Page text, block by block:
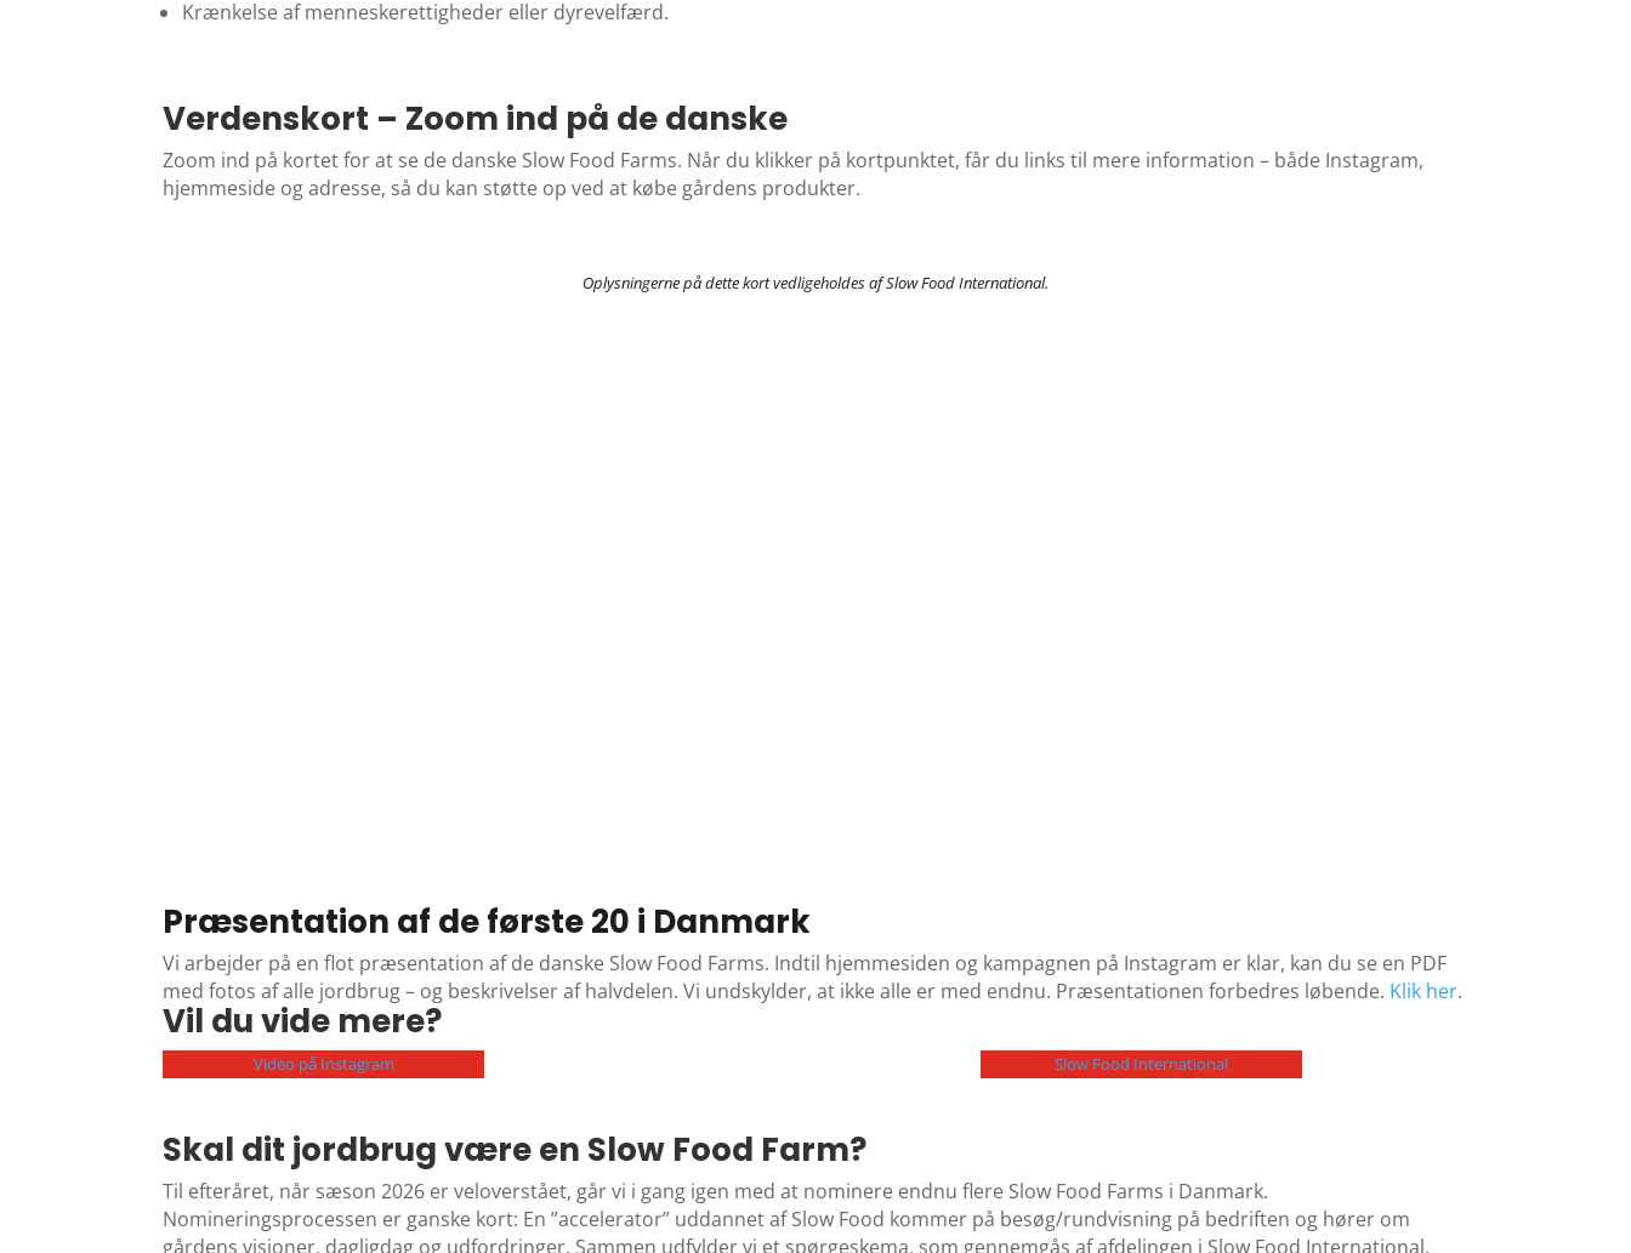
Krænkelse af menneskerettigheder eller dyrevelfærd.
Verdenskort – Zoom ind på de danske
Zoom ind på kortet for at se de danske Slow Food Farms. Når du klikker på kortpunktet, får du links til mere information – både Instagram,
hjemmeside og adresse, så du kan støtte op ved at købe gårdens produkter.
Oplysningerne på dette kort vedligeholdes af Slow Food International.
Præsentation af de første 20 i Danmark
Vi arbejder på en flot præsentation af de danske Slow Food Farms. Indtil hjemmesiden og kampagnen på Instagram er klar, kan du se en PDF
med fotos af alle jordbrug – og beskrivelser af halvdelen. Vi undskylder, at ikke alle er med endnu. Præsentationen forbedres løbende. Klik her.
Vil du vide mere?
Video på Instagram Slow Food International
Skal dit jordbrug være en Slow Food Farm?
Til efteråret, når sæson 2026 er veloverstået, går vi i gang igen med at nominere endnu flere Slow Food Farms i Danmark.
Nomineringsprocessen er ganske kort: En ”accelerator” uddannet af Slow Food kommer på besøg/rundvisning på bedriften og hører om
gårdens visioner, dagligdag og udfordringer. Sammen udfylder vi et spørgeskema, som gennemgås af afdelingen i Slow Food International.